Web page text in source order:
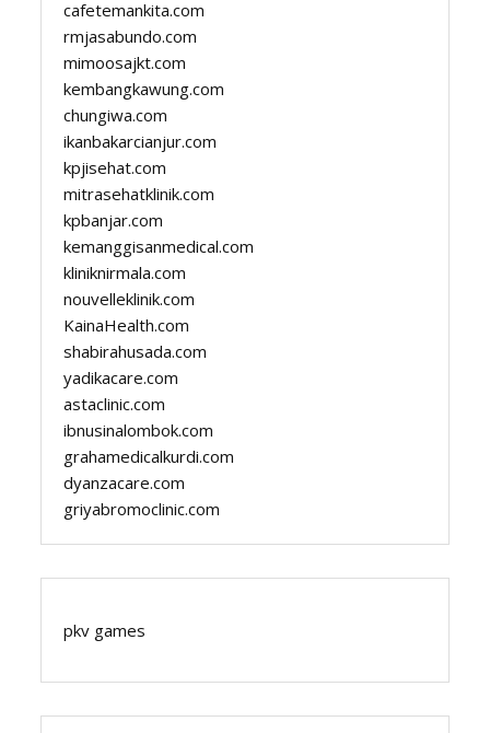
cafetemankita.com
rmjasabundo.com
mimoosajkt.com
kembangkawung.com
chungiwa.com
ikanbakarcianjur.com
kpjisehat.com
mitrasehatklinik.com
kpbanjar.com
kemanggisanmedical.com
kliniknirmala.com
nouvelleklinik.com
KainaHealth.com
shabirahusada.com
yadikacare.com
astaclinic.com
ibnusinalombok.com
grahamedicalkurdi.com
dyanzacare.com
griyabromoclinic.com
pkv games